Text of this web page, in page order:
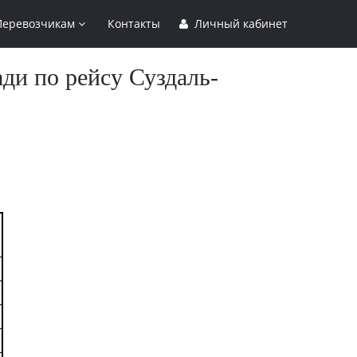
Контакты Личный кабинет
по рейсу Суздаль-